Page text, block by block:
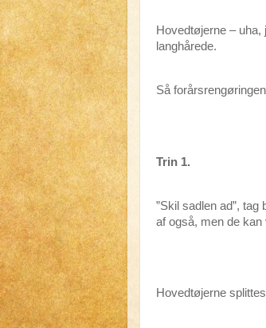
Hovedtøjerne –
langhårede.
Så
Trin 1.
”Skil sadlen ad”,
af også, men de
Hovedtøjerne